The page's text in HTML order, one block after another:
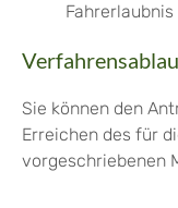
Sie können den
Erreichen des für
vorgeschriebenen